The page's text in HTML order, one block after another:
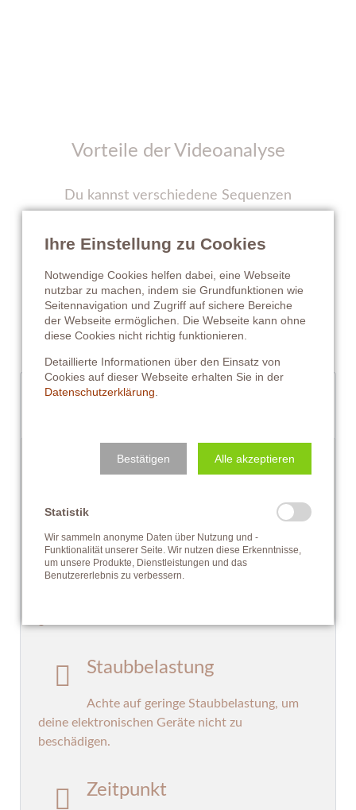
Vorteile der Videoanalyse
Du kannst verschiedene Sequenzen
alles deutlich sichtbar ist, oder ob zusätzliche
Nutze die Vorteile der Videoanalyse und
verbessere deine Trainingsmethoden über
Entfernungen hinweg mit EquinoFIT
Checkliste und Tipp´s für die
Checkliste und Tipp´s für die
Vermeide Gegenlicht
Staubbelastung
Achte auf geringe Staubbelastung, um
deine elektronischen Geräte nicht zu
beschädigen.
Zeitpunkt
Ihre Einstellung zu Cookies
Notwendige Cookies helfen dabei, eine Webseite
nutzbar zu machen, indem sie Grundfunktionen wie
Seitennavigation und Zugriff auf sichere Bereiche
der Webseite ermöglichen. Die Webseite kann ohne
diese Cookies nicht richtig funktionieren.
Detaillierte Informationen über den Einsatz von
Cookies auf dieser Webseite erhalten Sie in der
Datenschutzerklärung.
Bestätigen Alle akzeptieren
Statistik
Wir sammeln anonyme Daten über Nutzung und -
Funktionalität unserer Seite. Wir nutzen diese Erkenntnisse,
um unsere Produkte, Dienstleistungen und das
Benutzererlebnis zu verbessern.